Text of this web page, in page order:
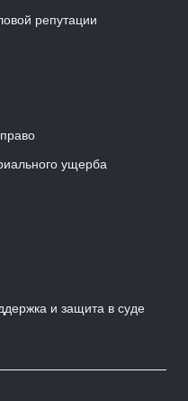
репутации
ущерба
и защита в суде